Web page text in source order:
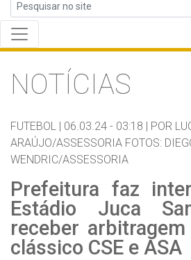
NOTÍCIAS
FUTEBOL | 06.03.24 - 03:18 | POR
ARAÚJO/ASSESSORIA FOTOS:
WENDRIC/ASSESSORIA
Prefeitura faz
Estádio Juca
receber
clássico CSE e ASA